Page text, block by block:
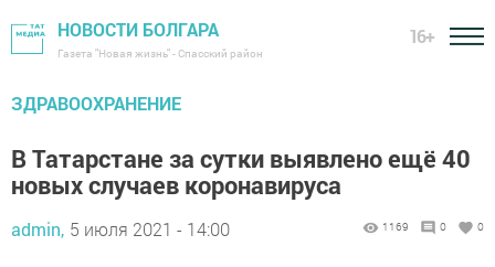
НОВОСТИ БОЛГАРА
Газета "Новая жизнь" - Спасский район
16+
ЗДРАВООХРАНЕНИЕ
В Татарстане за сутки выявлено ещё 40
новых случаев коронавируса
admin, 5 июля 2021 - 14:00 1169 0 0